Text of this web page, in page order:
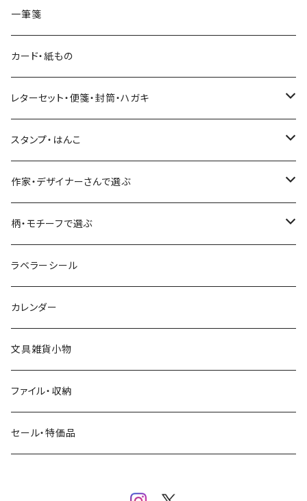
透明クリアテープ
柄・モチーフで選ぶ（マステ）
いちご・ストロベリー
フルーツ・野菜
ミモザ
お花・フラワー・グリーン・植物
マインドウェイブ
水縞
大枝活版室
星燈社
ミナペルホネン
BGM
eric
SAIEN
田村美紀
パピアプラッツ（作家もの）
ヨハク
マインドウェイブ
田村美紀
立体シール
HUTTE PAPER WORKS
表現社（作家もの）
星燈社
古川紙工
大枝活版室
ヨハク
HUTTE PAPER WORKS
古川紙工
表現社（作家もの）
ロール付箋
一筆箋
カード・紙もの
レターセット・便箋・封筒・ハガキ
古川紙工
表現社（作家もの）
スタンプ・はんこ
Hutte paper works
ヨハク
作家・デザイナーさんで選ぶ
ネクタイ
Hutte paper works
ヨハク
eric
浅野みどり
西淑
柄・モチーフで選ぶ
フルーツ
食べ物・フード・スイーツ
パン・ブレッド
カフェ
コーヒー・飲み物・クリームソーダ
ラベラーシール
カレンダー
文具雑貨小物
ファイル・収納
セール・特価品